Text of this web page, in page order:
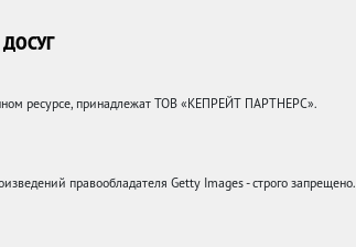
ДОСУГ
ресурсе, принадлежат ТОВ «КЕПРЕЙТ ПАРТНЕРС».
правообладателя Getty Images - строго запрещено.